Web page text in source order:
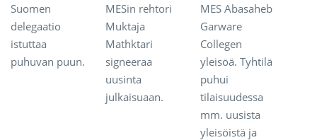
Suomen
delegaatio
istuttaa
puhuvan puun.
MESin rehtori
Muktaja
Mathktari
signeeraa
uusinta
julkaisuaan.
MES Abasaheb
Garware
Collegen
yleisöä. Tyhtilä
puhui
tilaisuudessa
mm. uusista
yleisöistä ja